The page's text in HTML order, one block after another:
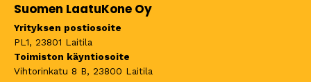
Suomen LaatuKone Oy
Yrityksen postiosoite
PL1, 23801 Laitila
Toimiston käyntiosoite
Vihtorinkatu 8 B, 23800 Laitila